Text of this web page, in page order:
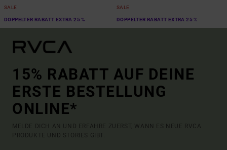
SALE
DOPPELTER RABATT EXTRA 25 %
SALE
DOPPELTER RABATT EXTRA 25 %
15% RABATT AUF DEINE
ERSTE BESTELLUNG
ONLINE*
MELDE DICH AN UND ERFAHRE ZUERST, WANN ES NEUE RVCA
PRODUKTE UND STORIES GIBT.